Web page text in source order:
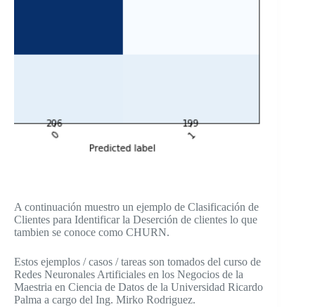
A continuación muestro un ejemplo de Clasificación de
Clientes para Identificar la Deserción de clientes lo que
tambien se conoce como CHURN.
Estos ejemplos / casos / tareas son tomados del curso de
Redes Neuronales Artificiales en los Negocios de la
Maestria en Ciencia de Datos de la Universidad Ricardo
Palma a cargo del Ing. Mirko Rodriguez.